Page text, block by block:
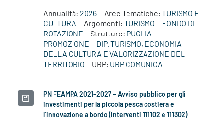
Annualità: 2026 Aree Tematiche: TURISMO E
CULTURA
Argomenti: TURISMO
FONDO DI
ROTAZIONE
Strutture: PUGLIA
PROMOZIONE
DIP. TURISMO, ECONOMIA
DELLA CULTURA E VALORIZZAZIONE DEL
TERRITORIO
URP: URP COMUNICA
PN FEAMPA 2021-2027 – Avviso pubblico per gli
investimenti per la piccola pesca costiera e
l’innovazione a bordo (Interventi 111102 e 111302)